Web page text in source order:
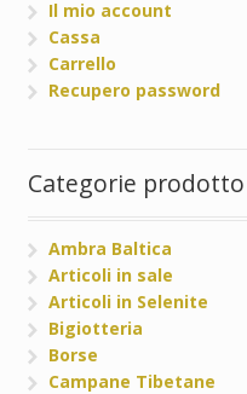
Il mio account
Cassa
Carrello
Recupero password
Categorie prodotto
Ambra Baltica
Articoli in sale
Articoli in Selenite
Bigiotteria
Borse
Campane Tibetane